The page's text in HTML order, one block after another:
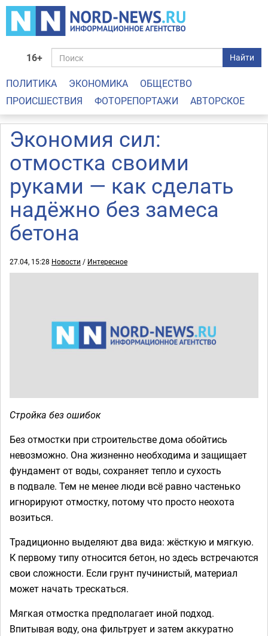
16+ Найти
ПОЛИТИКА ЭКОНОМИКА
ОБЩЕСТВО
ПРОИСШЕСТВИЯ
ФОТОРЕПОРТАЖИ АВТОРСКОЕ
Экономия сил:
отмостка своими
руками — как сделать
надёжно без замеса
бетона
27.04, 15:28 Новости / Интересное
Стройка без ошибок
Без отмостки при строительстве дома обойтись
невозможно. Она жизненно необходима и защищает
фундамент от воды, сохраняет тепло и сухость
в подвале. Тем не менее люди всё равно частенько
игнорируют отмостку, потому что просто неохота
возиться.
Традиционно выделяют два вида: жёсткую и мягкую.
К первому типу относится бетон, но здесь встречаются
свои сложности. Если грунт пучинистый, материал
может начать трескаться.
Мягкая отмостка предполагает иной подход.
Впитывая воду, она фильтрует и затем аккуратно